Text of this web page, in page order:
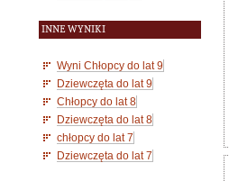
INNE WYNIKI
Wyni Chłopcy do lat 9
Dziewczęta do lat 9
Chłopcy do lat 8
Dziewczęta do lat 8
chłopcy do lat 7
Dziewczęta do lat 7